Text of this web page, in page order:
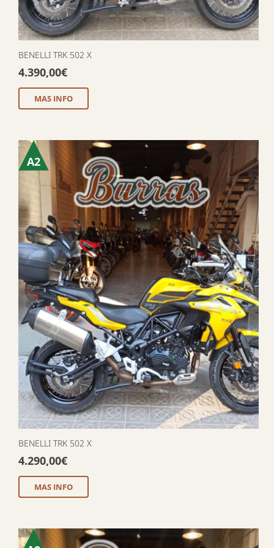
BENELLI TRK 502 X
4.390,00€
MAS INFO
A2
BENELLI TRK 502 X
4.290,00€
MAS INFO